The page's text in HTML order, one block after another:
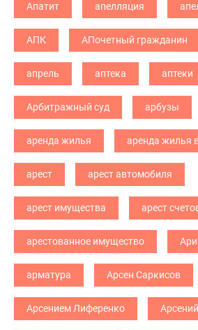
Апатит апелляция
АПК АПочетный гражданин
апрель аптека аптеки
Арбитражный суд арбузы
аренда жилья аренда жилья
арест арест автомобиля
арест имущества арест
арестованное имущество
арматура Арсен Саркисов
Арсением Лиференко